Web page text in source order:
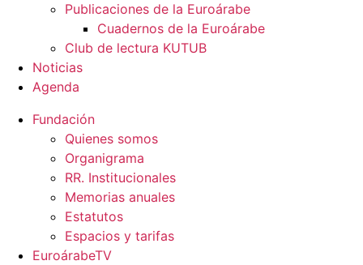
Publicaciones de la Euroárabe
Cuadernos de la Euroárabe
Club de lectura KUTUB
Noticias
Agenda
Fundación
Quienes somos
Organigrama
RR. Institucionales
Memorias anuales
Estatutos
Espacios y tarifas
EuroárabeTV